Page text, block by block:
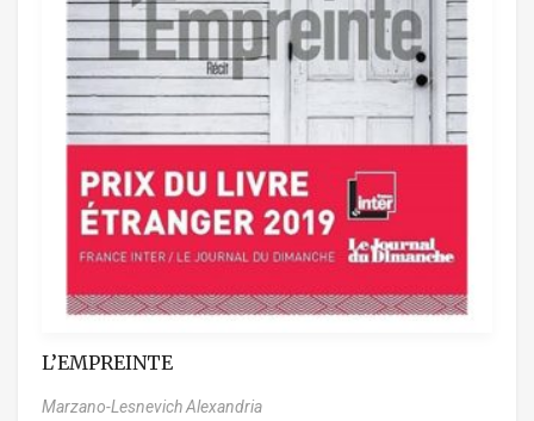
L’EMPREINTE
Marzano-Lesnevich Alexandria